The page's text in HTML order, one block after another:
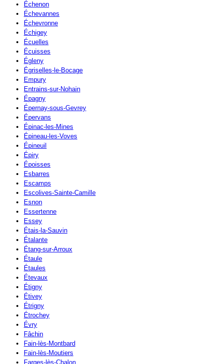
Échenon
Échevannes
Échevronne
Échigey
Écuelles
Écuisses
Égleny
Égriselles-le-Bocage
Empury
Entrains-sur-Nohain
Épagny
Épernay-sous-Gevrey
Épervans
Épinac-les-Mines
Épineau-les-Voves
Épineuil
Épiry
Époisses
Esbarres
Escamps
Escolives-Sainte-Camille
Esnon
Essertenne
Essey
Étais-la-Sauvin
Étalante
Étang-sur-Arroux
Étaule
Étaules
Étevaux
Étigny
Étivey
Étrigny
Étrochey
Évry
Fâchin
Fain-lès-Montbard
Fain-lès-Moutiers
Farges-lès-Chalon